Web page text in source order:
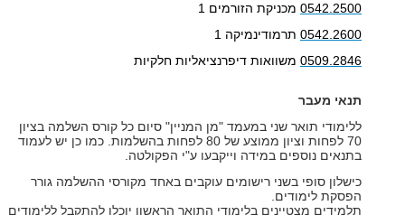
0542.2500 מכניקת הזורמים 1
0542.2600 תרמודינמיקה 1
0509.2846 משוואות דיפרנציאליות חלקיות
תנאי מעבר
ללימודי תואר שני במעמד "מן המניין" סיום כל קורס השלמה בציון
70 לפחות וציון ממוצע של 80 לפחות בהשלמות. כמו כן יש לעמוד
בתנאים נוספים במידה וייקבעו ע"י הפקולטה.
כישלון סופי בשני רישומים עוקבים באחד מקורסי ההשלמה גורר
הפסקת לימודים.
תלמידים מצטיינים בלימודי התואר הראשון יוכלו להתקבל ללימודים